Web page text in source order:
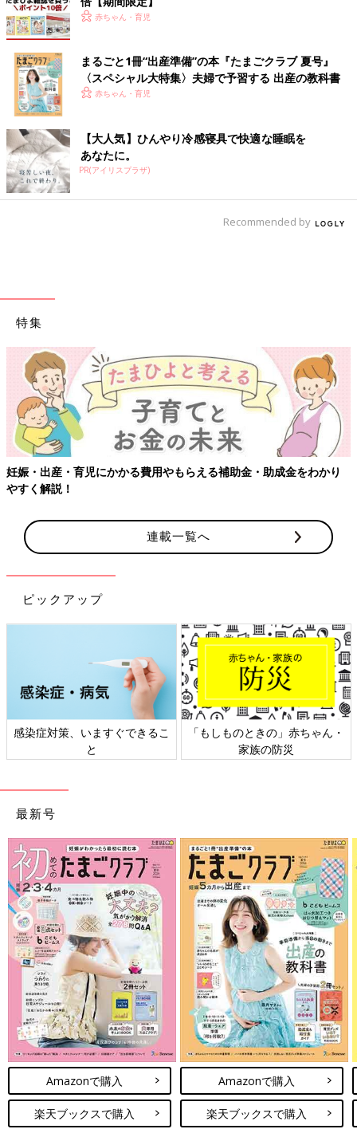
赤ちゃん・育児
まるごと1冊“出産準備”の本『たまごクラブ 夏号』
〈スペシャル大特集〉夫婦で予習する 出産の教科書
赤ちゃん・育児
【大人気】ひんやり冷感寝具で快適な睡眠を
あなたに。
PR(アイリスプラザ)
Recommended by
特集
妊娠・出産・育児にかかる費用やもらえる補助金・助成金をわかり
やすく解説！
連載一覧へ
ピックアップ
感染症対策、いますぐできるこ
と
「もしものときの」赤ちゃん・
家族の防災
最新号
Amazonで購入
楽天ブックスで購入
Amazonで購入
楽天ブックスで購入